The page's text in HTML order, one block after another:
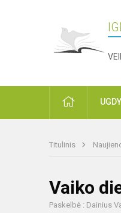
PRADŽIA
Titulinis
Vaiko
Paskelbė : Dainius